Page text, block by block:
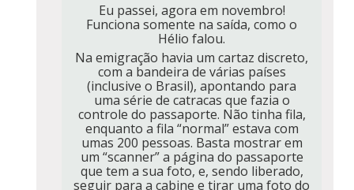
Eu passei, agora em novembro!
Funciona somente na saída, como o
Hélio falou.
Na emigração havia um cartaz discreto,
com a bandeira de várias países
(inclusive o Brasil), apontando para
uma série de catracas que fazia o
controle do passaporte. Não tinha fila,
enquanto a fila “normal” estava com
umas 200 pessoas. Basta mostrar em
um “scanner” a página do passaporte
que tem a sua foto, e, sendo liberado,
seguir para a cabine e tirar uma foto do